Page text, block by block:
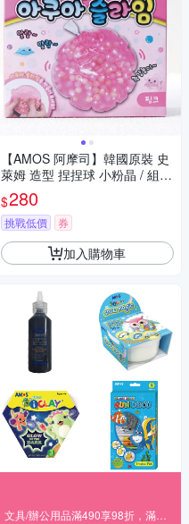
【AMOS 阿摩司】韓國原裝 史
萊姆 造型 捏捏球 小粉晶 / 組 A
S120P1-PK
$280
挑戰低價 券
加入購物車